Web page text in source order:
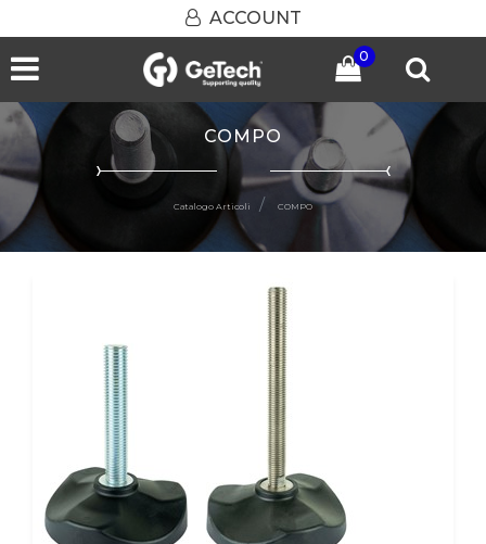
ACCOUNT
Open menu 0
COMPO
Catalogo Articoli COMPO